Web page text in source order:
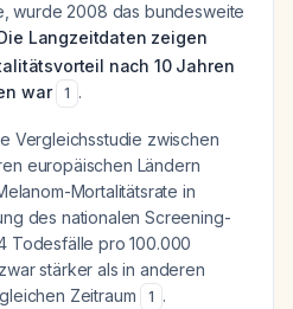
wurde 2008 das bundesweite
Langzeitdaten zeigen
nach 10 Jahren
war
1 .
Vergleichsstudie zwischen
europäischen Ländern
Mortalitätsrate in
des nationalen Screening-
Todesfälle pro 100.000
stärker als in anderen
Zeitraum
1 .